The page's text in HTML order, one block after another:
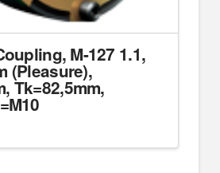
M-127 1.1,
(Pleasure),
Tk=82,5mm,